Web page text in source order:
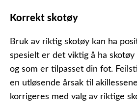
Korrekt skotøy
Bruk av riktig skotøy kan ha
spesielt er det viktig å ha
og som er tilpasset din fot.
en utløsende årsak til
korrigeres med valg av riktige